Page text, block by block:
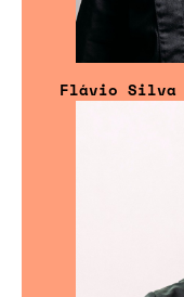
Flávio Silva